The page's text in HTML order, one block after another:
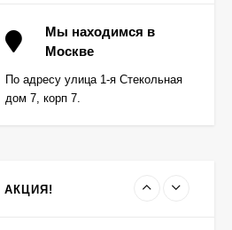
Мы находимся в
Москве
По адресу улица 1-я Стекольная
дом 7, корп 7.
АКЦИЯ!
(1шт - 1 половинка) для
двигателей
K15,K21,K25
Цена по